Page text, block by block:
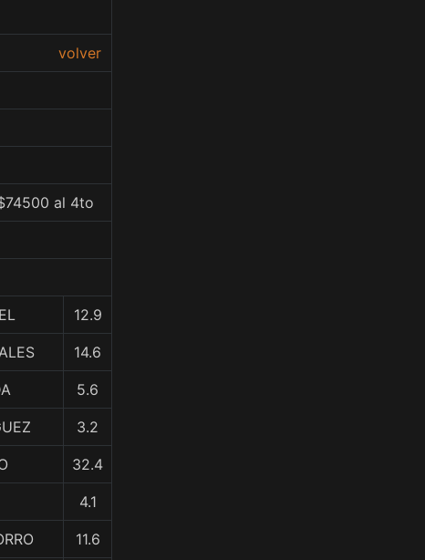
volver
al 4to
12.9
14.6
5.6
3.2
32.4
4.1
11.6